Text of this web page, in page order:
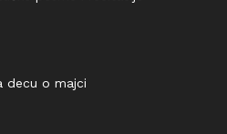
decu o majci